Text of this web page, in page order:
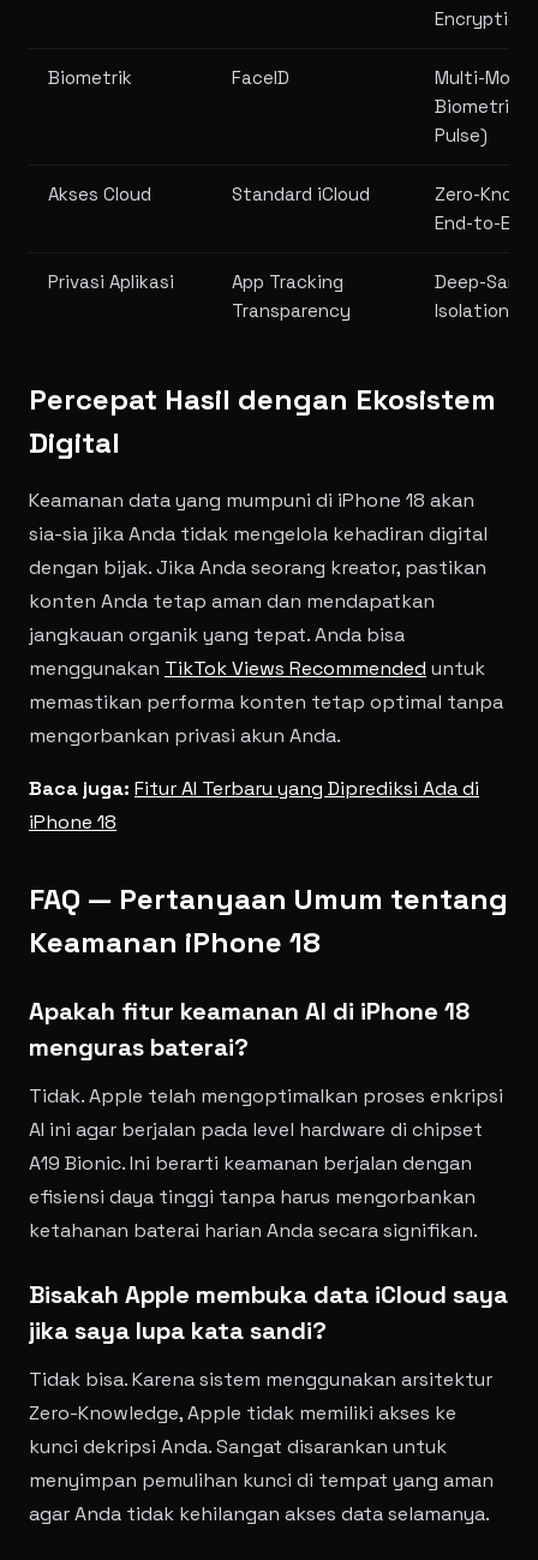
Encryption
Biometrik FaceID
Multi-Modal
Biometric
Pulse)
Akses Cloud Standard iCloud
Zero-
End-to-End
Privasi Aplikasi
App Tracking
Transparency
Deep-
Isolation
Percepat Hasil dengan Ekosistem
Digital
Keamanan data yang mumpuni di iPhone 18 akan
sia-sia jika Anda tidak mengelola kehadiran digital
dengan bijak. Jika Anda seorang kreator, pastikan
konten Anda tetap aman dan mendapatkan
jangkauan organik yang tepat. Anda bisa
menggunakan TikTok Views Recommended untuk
memastikan performa konten tetap optimal tanpa
mengorbankan privasi akun Anda.
Baca juga: Fitur AI Terbaru yang Diprediksi Ada di
iPhone 18
FAQ — Pertanyaan Umum tentang
Keamanan iPhone 18
Apakah fitur keamanan AI di iPhone 18
menguras baterai?
Tidak. Apple telah mengoptimalkan proses enkripsi
AI ini agar berjalan pada level hardware di chipset
A19 Bionic. Ini berarti keamanan berjalan dengan
efisiensi daya tinggi tanpa harus mengorbankan
ketahanan baterai harian Anda secara signifikan.
Bisakah Apple membuka data iCloud saya
jika saya lupa kata sandi?
Tidak bisa. Karena sistem menggunakan arsitektur
Zero-Knowledge, Apple tidak memiliki akses ke
kunci dekripsi Anda. Sangat disarankan untuk
menyimpan pemulihan kunci di tempat yang aman
agar Anda tidak kehilangan akses data selamanya.